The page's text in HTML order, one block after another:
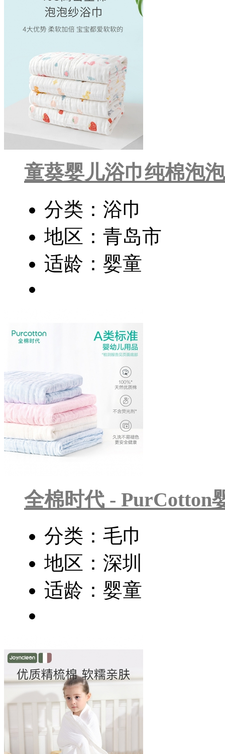
童葵婴儿浴巾纯棉泡
分类：浴巾
地区：青岛市
适龄：婴童
全棉时代 - PurCotton
分类：毛巾
地区：深圳
适龄：婴童